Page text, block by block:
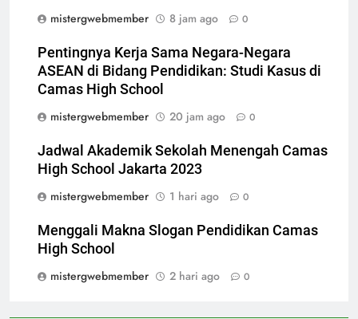
mistergwebmember
8 jam ago 0
Pentingnya Kerja Sama Negara-Negara
ASEAN di Bidang Pendidikan: Studi Kasus di
Camas High School
mistergwebmember
20 jam ago 0
Jadwal Akademik Sekolah Menengah Camas
High School Jakarta 2023
mistergwebmember
1 hari ago 0
Menggali Makna Slogan Pendidikan Camas
High School
mistergwebmember
2 hari ago 0